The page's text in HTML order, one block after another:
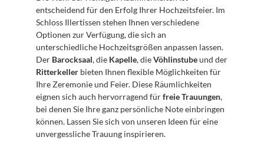
entscheidend für den Erfolg Ihrer Hochzeitsfeier. Im
Schloss Illertissen stehen Ihnen verschiedene
Optionen zur Verfügung, die sich an
unterschiedliche Hochzeitsgrößen anpassen lassen.
Der Barocksaal, die Kapelle, die Vöhlinstube
Ritterkeller bieten Ihnen flexible Möglichkeiten für
Ihre Zeremonie und Feier. Diese Räumlichkeiten
eignen sich auch hervorragend für freie Trauungen,
bei denen Sie Ihre ganz persönliche Note einbringen
können. Lassen Sie sich von unseren Ideen für eine
unvergessliche Trauung inspirieren.